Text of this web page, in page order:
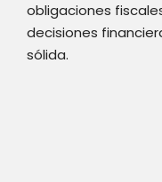
obligaciones
decisiones
sólida.